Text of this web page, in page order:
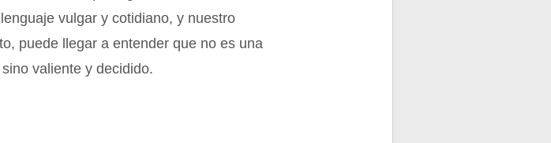
vulgar y cotidiano, y nuestro
puede llegar a entender que no es una
valiente y decidido.